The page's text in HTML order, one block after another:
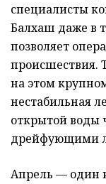
специалисты
Балхаш даже в
позволяет
происшествия.
на этом
нестабильная
открытой воды
дрейфующими
Апрель — один